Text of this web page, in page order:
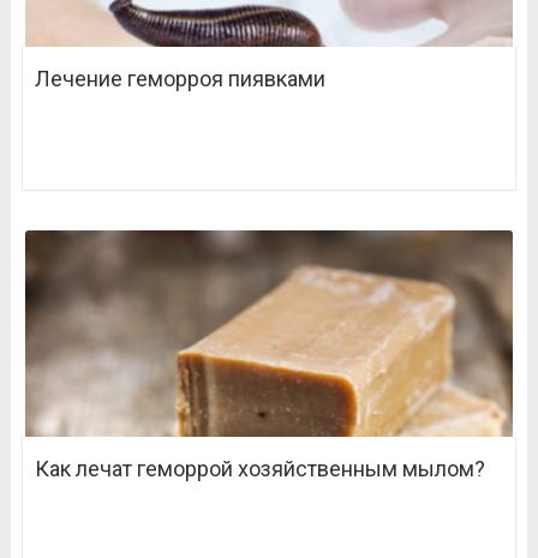
Лечение геморроя пиявками
Как лечат геморрой хозяйственным мылом?